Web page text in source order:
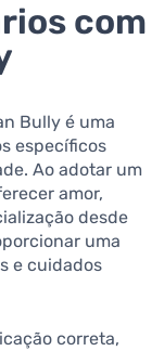
com
Bully é uma
específicos
Ao adotar um
amor,
desde
uma
e cuidados
correta,